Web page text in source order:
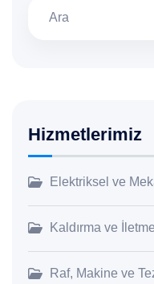
Hizmetlerimiz
Elektriksel ve
Kaldırma ve
Raf, Makine ve